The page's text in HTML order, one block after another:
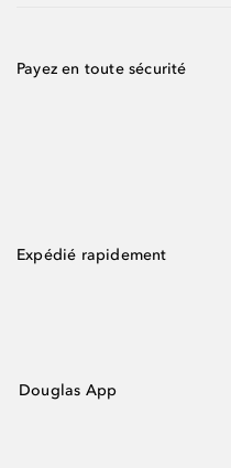
Payez en toute sécurité
Expédié rapidement
Douglas App